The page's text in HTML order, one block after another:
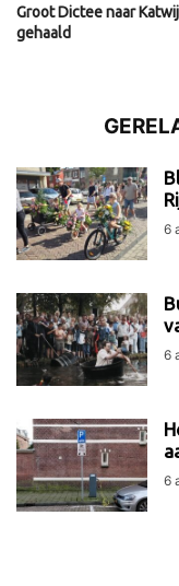
Groot Dictee naar
gehaald
6
6
6